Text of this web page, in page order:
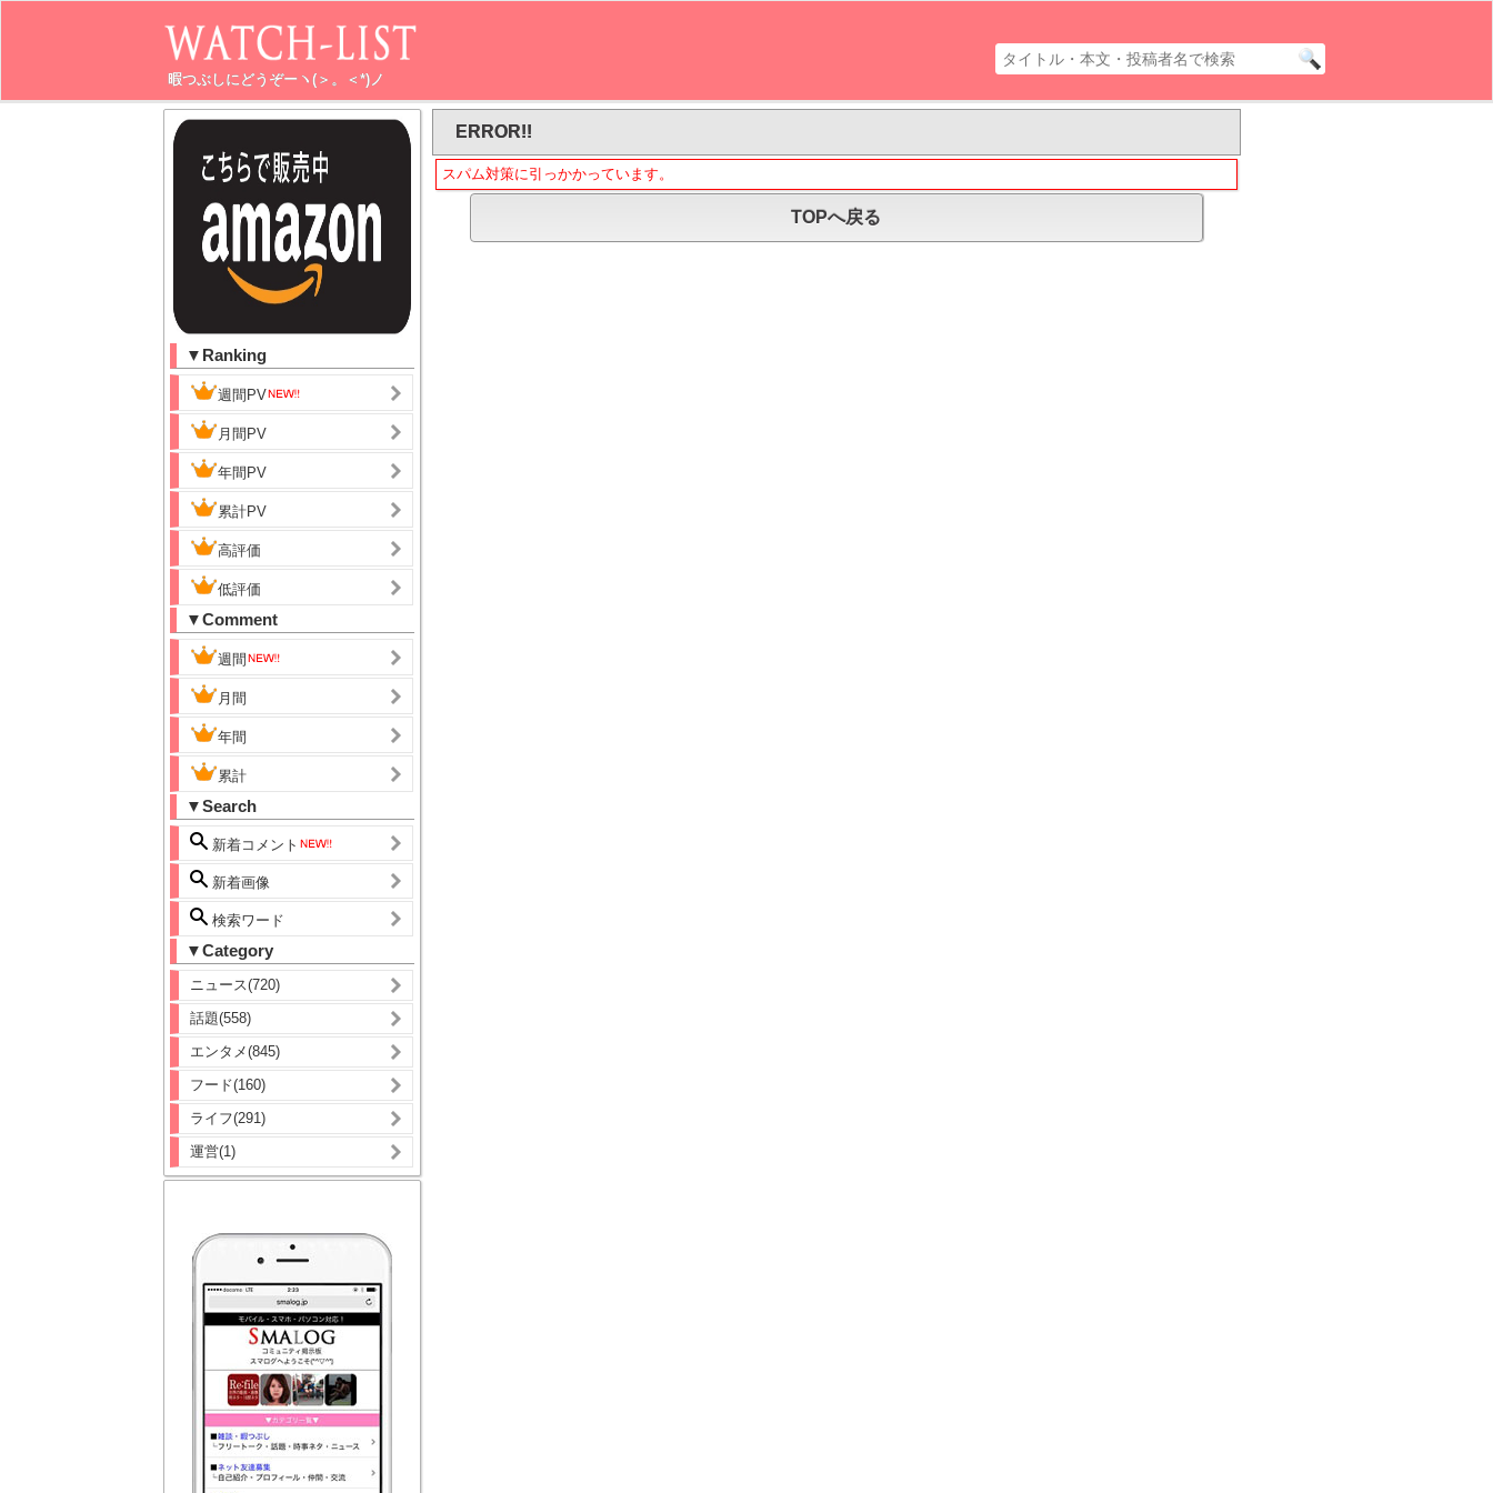
暇つぶしにどうぞーヽ(＞。＜*)ノ
▼Ranking
週間PV
月間PV
年間PV
累計PV
高評価
低評価
▼Comment
週間
月間
年間
累計
▼Search
新着コメント
新着画像
検索ワード
▼Category
ニュース(720)
話題(558)
エンタメ(845)
フード(160)
ライフ(291)
運営(1)
ERROR!!
スパム対策に引っかかっています。
TOPへ戻る